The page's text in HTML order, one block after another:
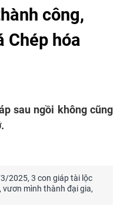
công,
Chép hóa
sau ngồi không cũng
2025, 3 con giáp tài lộc
vươn mình thành đại gia,